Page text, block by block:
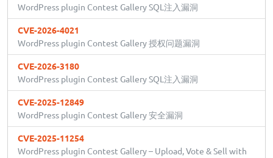
WordPress plugin Contest Gallery SQL注入漏洞
CVE-2026-4021
WordPress plugin Contest Gallery 授权问题漏洞
CVE-2026-3180
WordPress plugin Contest Gallery SQL注入漏洞
CVE-2025-12849
WordPress plugin Contest Gallery 安全漏洞
CVE-2025-11254
WordPress plugin Contest Gallery – Upload, Vote & Sell with